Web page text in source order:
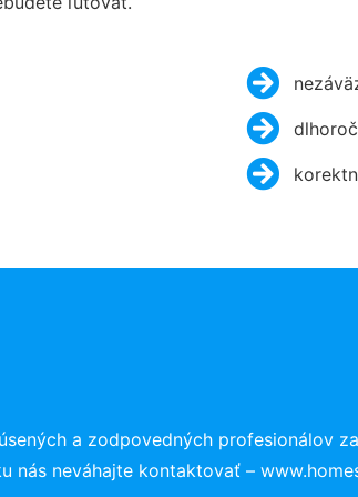
a zodpovedných profesionálov
nás neváhajte kontaktovať –